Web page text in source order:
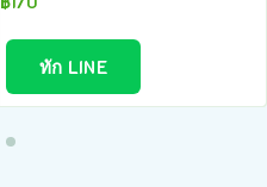
ทัก LINE